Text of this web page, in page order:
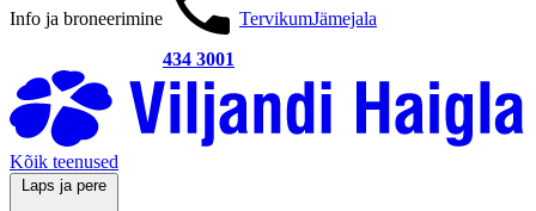
Info ja broneerimine
434 3001
TervikumJämejala
Kõik teenused
Laps ja pere